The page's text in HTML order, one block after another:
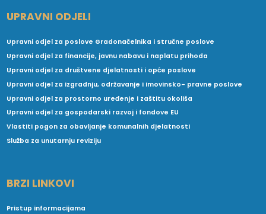
UPRAVNI ODJELI
Upravni odjel za poslove Gradonačelnika i stručne poslove
Upravni odjel za financije, javnu nabavu i naplatu prihoda
Upravni odjel za društvene djelatnosti i opće poslove
Upravni odjel za izgradnju, održavanje i imovinsko- pravne poslove
Upravni odjel za prostorno uređenje i zaštitu okoliša
Upravni odjel za gospodarski razvoj i fondove EU
Vlastiti pogon za obavljanje komunalnih djelatnosti
Služba za unutarnju reviziju
BRZI LINKOVI
Pristup informacijama